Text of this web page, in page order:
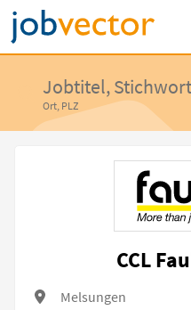
Jobtitel,
Ort, PLZ
CCL
Melsungen